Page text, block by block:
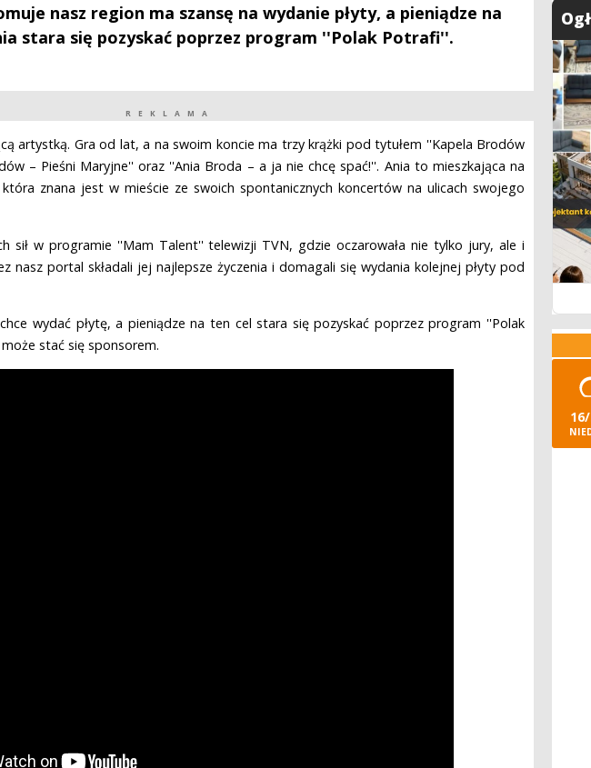
nasz region ma szansę na wydanie płyty, a pieniądze na
stara się pozyskać poprzez program ''Polak Potrafi''.
REKLAMA
artystką. Gra od lat, a na swoim koncie ma trzy krążki pod tytułem ''Kapela Brodów
– Pieśni Maryjne'' oraz ''Ania Broda – a ja nie chcę spać!''. Ania to mieszkająca na
znana jest w mieście ze swoich spontanicznych koncertów na ulicach swojego
sił w programie ''Mam Talent'' telewizji TVN, gdzie oczarowała nie tylko jury, ale i
nasz portal składali jej najlepsze życzenia i domagali się wydania kolejnej płyty pod
wydać płytę, a pieniądze na ten cel stara się pozyskać poprzez program ''Polak
stać się sponsorem.